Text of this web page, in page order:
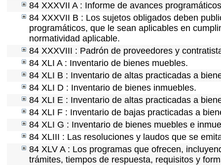
84 XXXVII A : Informe de avances
84 XXXVII B : Los sujetos obligados deben
programáticos, que le sean aplicables en
normatividad aplicable.
84 XXXVIII : Padrón de proveedores y
84 XLI A : Inventario de bienes muebles.
84 XLI B : Inventario de altas practicadas a
84 XLI D : Inventario de bienes inmuebles.
84 XLI E : Inventario de altas practicadas a
84 XLI F : Inventario de bajas practicadas a
84 XLI G : Inventario de bienes muebles e
84 XLIII : Las resoluciones y laudos que se
84 XLV A : Los programas que ofrecen,
trámites, tiempos de respuesta, requisitos y